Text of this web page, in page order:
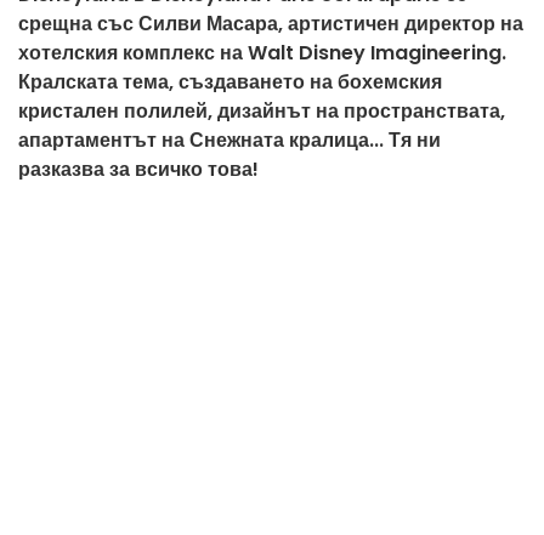
срещна със Силви Масара, артистичен директор на
хотелския комплекс на Walt Disney Imagineering.
Кралската тема, създаването на бохемския
кристален полилей, дизайнът на пространствата,
апартаментът на Снежната кралица... Тя ни
разказва за всичко това!